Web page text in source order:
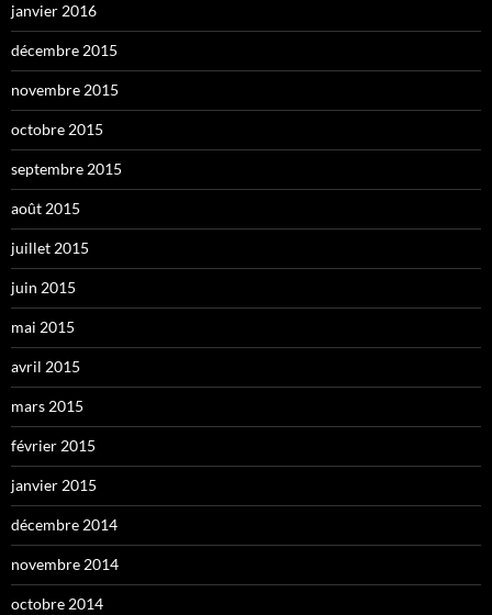
janvier 2016
décembre 2015
novembre 2015
octobre 2015
septembre 2015
août 2015
juillet 2015
juin 2015
mai 2015
avril 2015
mars 2015
février 2015
janvier 2015
décembre 2014
novembre 2014
octobre 2014